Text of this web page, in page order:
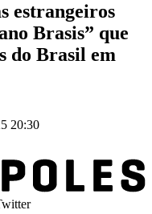
estrangeiros
Brasis” que
do Brasil em
20:30